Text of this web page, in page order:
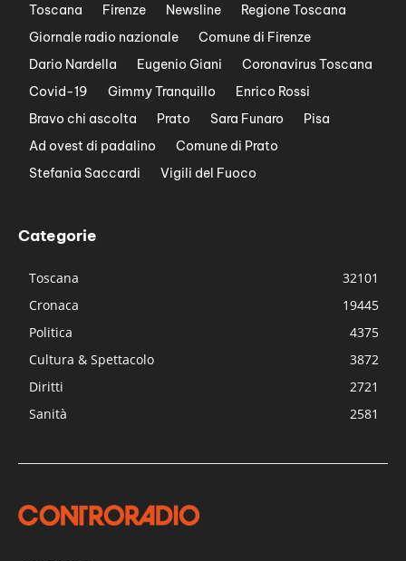
Toscana Firenze Newsline
Regione Toscana
Giornale radio nazionale
Comune di Firenze
Dario Nardella
Eugenio Giani
Coronavirus Toscana
Covid-19
Gimmy Tranquillo
Enrico Rossi
Bravo chi ascolta
Prato Sara Funaro
Pisa
Ad ovest di padalino
Comune di Prato
Stefania Saccardi
Vigili del Fuoco
Categorie
Toscana
32101
Cronaca
19445
Politica
4375
Cultura & Spettacolo
3872
Diritti
2721
Sanità
2581